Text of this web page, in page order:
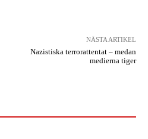
NÄSTA ARTIKEL
Nazistiska terrorattentat – medan
medierna tiger